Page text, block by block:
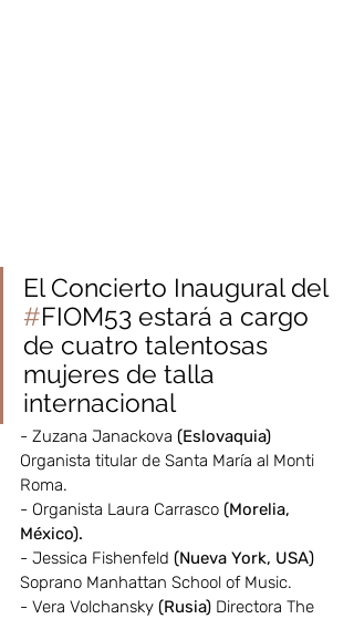
El Concierto Inaugural del
#FIOM53 estará a cargo
de cuatro talentosas
mujeres de talla
internacional
- Zuzana Janackova (Eslovaquia)
Organista titular de Santa María al Monti
Roma.
- Organista Laura Carrasco (Morelia,
México).
- Jessica Fishenfeld (Nueva York, USA)
Soprano Manhattan School of Music.
- Vera Volchansky (Rusia) Directora The